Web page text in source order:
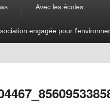
Avec les écoles
engagée pour